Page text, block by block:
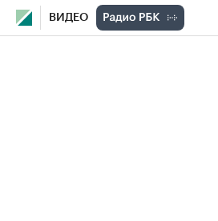
ВИДЕО